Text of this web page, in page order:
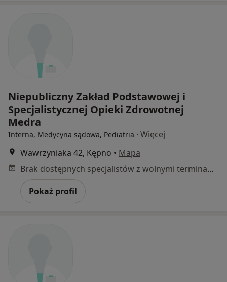
Niepubliczny Zakład Podstawowej i
Specjalistycznej Opieki Zdrowotnej
Medra
Interna, Medycyna sądowa, Pediatria · Więcej
Wawrzyniaka 42, Kępno • Mapa
Brak dostępnych specjalistów z wolnymi terminami w tym centrum medycznym.
Pokaż profil